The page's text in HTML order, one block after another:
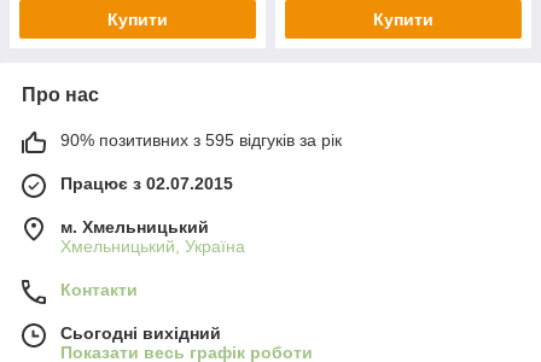
Купити Купити
Про нас
90% позитивних з 595 відгуків за рік
Працює з 02.07.2015
м. Хмельницький
Хмельницький, Україна
Контакти
Сьогодні вихідний
Показати весь графік роботи